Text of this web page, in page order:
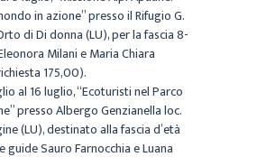
in azione” presso il Rifugio G.
di Di donna (LU), per la fascia 8-
Milani e Maria Chiara
175,00).
al 16 luglio, “Ecoturisti nel Parco
presso Albergo Genzianella loc.
(LU), destinato alla fascia d’età
guide Sauro Farnocchia e Luana